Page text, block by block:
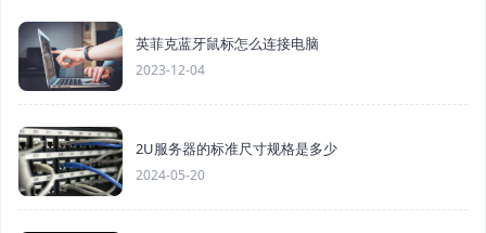
英菲克蓝牙鼠标怎么连接电脑
2023-12-04
2U服务器的标准尺寸规格是多少
2024-05-20